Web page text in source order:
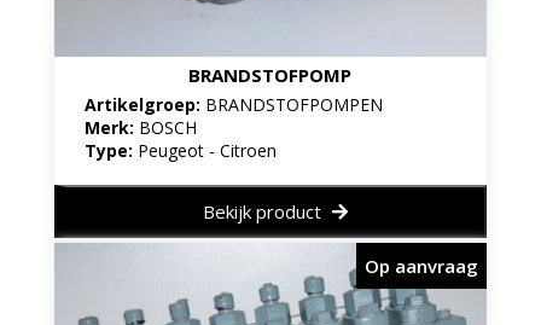
BRANDSTOFPOMP
Artikelgroep: BRANDSTOFPOMPEN
Merk: BOSCH
Type: Peugeot - Citroen
Bekijk product
Op aanvraag